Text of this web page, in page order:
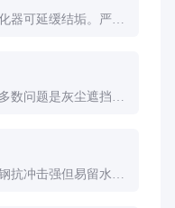
器可延缓结垢。严重
数问题是灰尘遮挡所
抗冲击强但易留水